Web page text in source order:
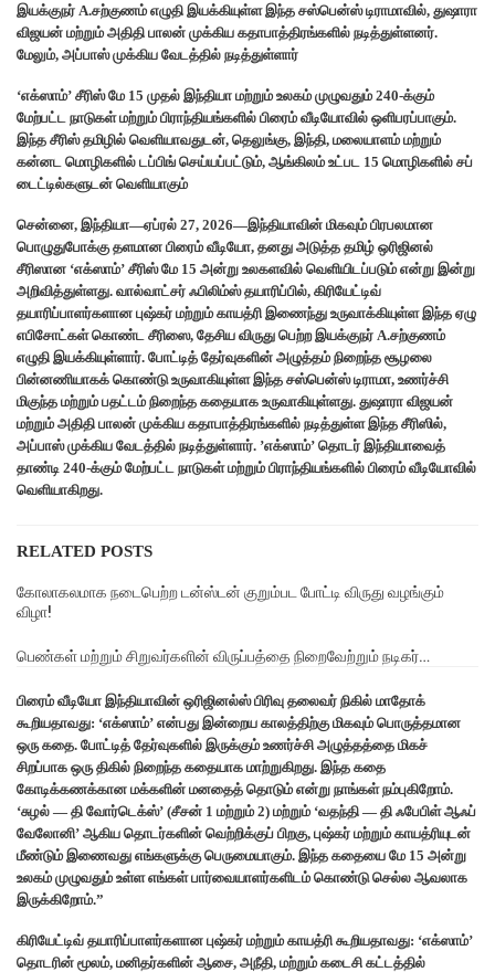
இயக்குநர் A.சற்குணம் எழுதி இயக்கியுள்ள இந்த சஸ்பென்ஸ் டிராமாவில், துஷாரா
விஜயன் மற்றும் அதிதி பாலன் முக்கிய கதாபாத்திரங்களில் நடித்துள்ளனர்.
மேலும், அப்பாஸ் முக்கிய வேடத்தில் நடித்துள்ளார்
‘எக்ஸாம்’ சீரிஸ் மே 15 முதல் இந்தியா மற்றும் உலகம் முழுவதும் 240-க்கும்
மேற்பட்ட நாடுகள் மற்றும் பிராந்தியங்களில் பிரைம் வீடியோவில் ஒளிபரப்பாகும்.
இந்த சீரிஸ் தமிழில் வெளியாவதுடன், தெலுங்கு, இந்தி, மலையாளம் மற்றும்
கன்னட மொழிகளில் டப்பிங் செய்யப்பட்டும், ஆங்கிலம் உட்பட 15 மொழிகளில் சப்
டைட்டில்களுடன் வெளியாகும்
சென்னை, இந்தியா—ஏப்ரல் 27, 2026—இந்தியாவின் மிகவும் பிரபலமான
பொழுதுபோக்கு தளமான பிரைம் வீடியோ, தனது அடுத்த தமிழ் ஒரிஜினல்
சீரிஸான ‘எக்ஸாம்’ சீரிஸ் மே 15 அன்று உலகளவில் வெளியிடப்படும் என்று இன்று
அறிவித்துள்ளது. வால்வாட்சர் ஃபிலிம்ஸ் தயாரிப்பில், கிரியேட்டிவ்
தயாரிப்பாளர்களான புஷ்கர் மற்றும் காயத்ரி இணைந்து உருவாக்கியுள்ள இந்த ஏழு
எபிசோட்கள் கொண்ட சீரிஸை, தேசிய விருது பெற்ற இயக்குநர் A.சற்குணம்
எழுதி இயக்கியுள்ளார். போட்டித் தேர்வுகளின் அழுத்தம் நிறைந்த சூழலை
பின்னணியாகக் கொண்டு உருவாகியுள்ள இந்த சஸ்பென்ஸ் டிராமா, உணர்ச்சி
மிகுந்த மற்றும் பதட்டம் நிறைந்த கதையாக உருவாகியுள்ளது. துஷாரா விஜயன்
மற்றும் அதிதி பாலன் முக்கிய கதாபாத்திரங்களில் நடித்துள்ள இந்த சீரிஸில்,
அப்பாஸ் முக்கிய வேடத்தில் நடித்துள்ளார். ’எக்ஸாம்’ தொடர் இந்தியாவைத்
தாண்டி 240-க்கும் மேற்பட்ட நாடுகள் மற்றும் பிராந்தியங்களில் பிரைம் வீடியோவில்
வெளியாகிறது.
RELATED POSTS
கோலாகலமாக நடைபெற்ற டன்ஸ்டன் குறும்பட போட்டி விருது வழங்கும்
விழா!
பெண்கள் மற்றும் சிறுவர்களின் விருப்பத்தை நிறைவேற்றும் நடிகர்…
பிரைம் வீடியோ இந்தியாவின் ஒரிஜினல்ஸ் பிரிவு தலைவர் நிகில் மாதோக்
கூறியதாவது: ‘எக்ஸாம்’ என்பது இன்றைய காலத்திற்கு மிகவும் பொருத்தமான
ஒரு கதை. போட்டித் தேர்வுகளில் இருக்கும் உணர்ச்சி அழுத்தத்தை மிகச்
சிறப்பாக ஒரு திகில் நிறைந்த கதையாக மாற்றுகிறது. இந்த கதை
கோடிக்கணக்கான மக்களின் மனதைத் தொடும் என்று நாங்கள் நம்புகிறோம்.
‘சுழல் — தி வோர்டெக்ஸ்’ (சீசன் 1 மற்றும் 2) மற்றும் ‘வதந்தி — தி ஃபேபிள் ஆஃப்
வேலோனி’ ஆகிய தொடர்களின் வெற்றிக்குப் பிறகு, புஷ்கர் மற்றும் காயத்ரியுடன்
மீண்டும் இணைவது எங்களுக்கு பெருமையாகும். இந்த கதையை மே 15 அன்று
உலகம் முழுவதும் உள்ள எங்கள் பார்வையாளர்களிடம் கொண்டு செல்ல ஆவலாக
இருக்கிறோம்.”
கிரியேட்டிவ் தயாரிப்பாளர்களான புஷ்கர் மற்றும் காயத்ரி கூறியதாவது: ‘எக்ஸாம்’
தொடரின் மூலம், மனிதர்களின் ஆசை, அநீதி, மற்றும் கடைசி கட்டத்தில்